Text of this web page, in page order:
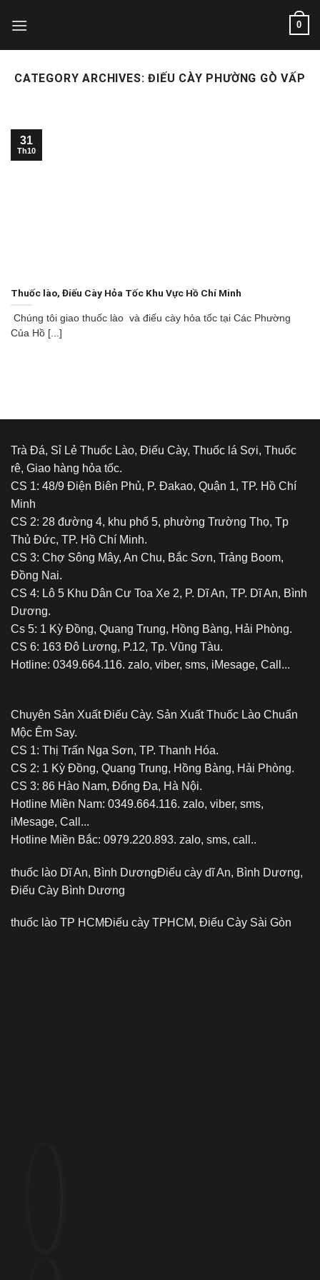
0
CATEGORY ARCHIVES:ĐIẾU CÀY PHƯỜNG GÒ VẤP
Thuốc lào, Điếu Cày Hỏa Tốc Khu Vực Hồ Chí Minh
Chúng tôi giao thuốc lào và điếu cày hỏa tốc tại Các Phường
Của Hồ [...]
31
Th10
Trà Đá, Sỉ Lẻ Thuốc Lào, Điếu Cày, Thuốc lá Sợi, Thuốc
rê, Giao hàng hỏa tốc.
CS 1: 48/9 Điện Biên Phủ, P. Đakao, Quận 1, TP. Hồ Chí
Minh
CS 2: 28 đường 4, khu phố 5, phường Trường Thọ, Tp
Thủ Đức, TP. Hồ Chí Minh.
CS 3: Chợ Sông Mây, An Chu, Bắc Sơn, Trảng Boom,
Đồng Nai.
CS 4: Lô 5 Khu Dân Cư Toa Xe 2, P. Dĩ An, TP. Dĩ An, Bình
Dương.
Cs 5: 1 Kỳ Đồng, Quang Trung, Hồng Bàng, Hải Phòng.
CS 6: 163 Đô Lương, P.12, Tp. Vũng Tàu.
Hotline: 0349.664.116. zalo, viber, sms, iMesage, Call...
Chuyên Sản Xuất Điếu Cày. Sản Xuất Thuốc Lào Chuẩn
Mộc Êm Say.
CS 1: Thị Trấn Nga Sơn, TP. Thanh Hóa.
CS 2: 1 Kỳ Đồng, Quang Trung, Hồng Bàng, Hải Phòng.
CS 3: 86 Hào Nam, Đống Đa, Hà Nội.
Hotline Miền Nam: 0349.664.116. zalo, viber, sms,
iMesage, Call...
Hotline Miền Bắc: 0979.220.893. zalo, sms, call..
thuốc lào Dĩ An, Bình DươngĐiếu cày dĩ An, Bình Dương,
Điếu Cày Bình Dương
thuốc lào TP HCMĐiếu cày TPHCM, Điếu Cày Sài Gòn